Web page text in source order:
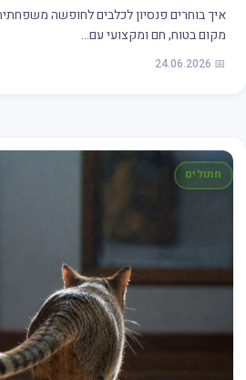
איך בוחרים פנסיון לכלבים לחופשה
מקום בטוח, חם ומקצועי עם…
📅 24.06.2026
חתולים